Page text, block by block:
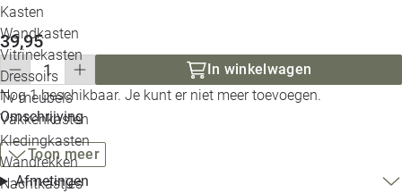
Kasten
Wandkasten
Vitrinekasten
Dressoirs
Tv meubels
Vakkenkasten
Kledingkasten
Wandrekken
Nachtkastjes
39,95
In winkelwagen
Nog 1 beschikbaar. Je kunt er niet meer toevoegen.
Omschrijving
Toon meer
Afmetingen